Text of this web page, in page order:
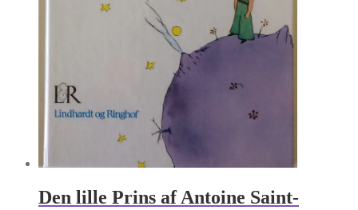
Den lille Prins af Antoine Saint-